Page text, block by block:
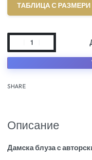
ТАБЛИЦА С РАЗМЕРИ
SHARE
Описание
Дамска блуза с